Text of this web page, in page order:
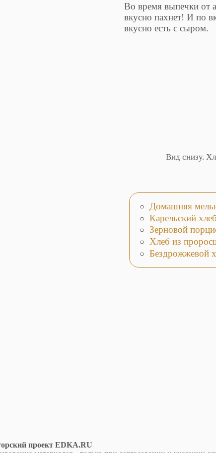
Во время выпечки от
вкусно пахнет! И по
вкусно есть с сыром.
Вид снизу.
Домашняя
Карельский
Зерновой
Хлеб из
Бездрожжевой
проект EDKA.RU